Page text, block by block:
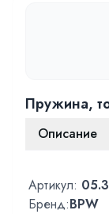
Пружина,
Описание
Артикул:
Бренд:BPW